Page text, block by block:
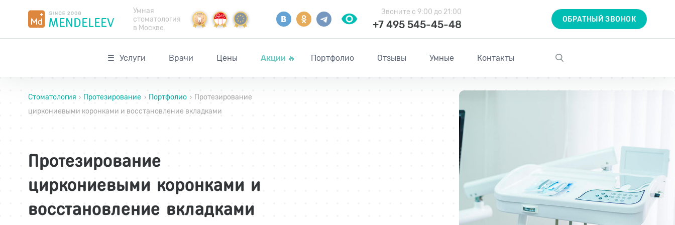
Умная
стоматология
в Москве
Звоните с 9:00 до 21:00
+7 495 545-45-48 ОБРАТНЫЙ ЗВОНОК
Услуги Врачи Цены Акции 🔥 Портфолио Отзывы Умные Контакты
Стоматология › Протезирование › Портфолио › Протезирование
циркониевыми коронками и восстановление вкладками
Протезирование
циркониевыми коронками и
восстановление вкладками